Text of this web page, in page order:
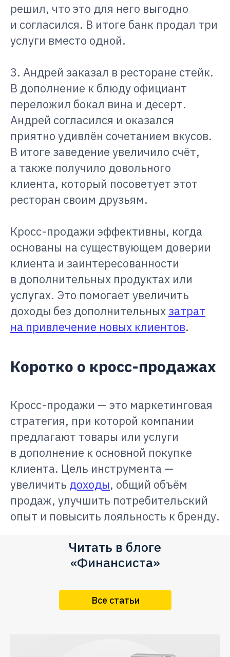
решил, что это для него выгодно
и согласился. В итоге банк продал три
услуги вместо одной.
3. Андрей заказал в ресторане стейк.
В дополнение к блюду официант
переложил бокал вина и десерт.
Андрей согласился и оказался
приятно удивлён сочетанием вкусов.
В итоге заведение увеличило счёт,
а также получило довольного
клиента, который посоветует этот
ресторан своим друзьям.
Кросс-продажи эффективны, когда
основаны на существующем доверии
клиента и заинтересованности
в дополнительных продуктах или
услугах. Это помогает увеличить
доходы без дополнительных затрат
на привлечение новых клиентов.
Коротко о кросс-продажах
Кросс-продажи — это маркетинговая
стратегия, при которой компании
предлагают товары или услуги
в дополнение к основной покупке
клиента. Цель инструмента —
увеличить доходы, общий объём
продаж, улучшить потребительский
опыт и повысить лояльность к бренду.
Все статьи
Читать в блоге
«Финансиста»